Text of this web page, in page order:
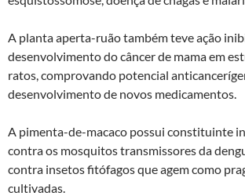
A planta aperta-ruão também teve ação
desenvolvimento do câncer de mama em
ratos, comprovando potencial
desenvolvimento de novos medicamentos.
A pimenta-de-macaco possui constituinte
contra os mosquitos transmissores da
contra insetos fitófagos que agem como
cultivadas.